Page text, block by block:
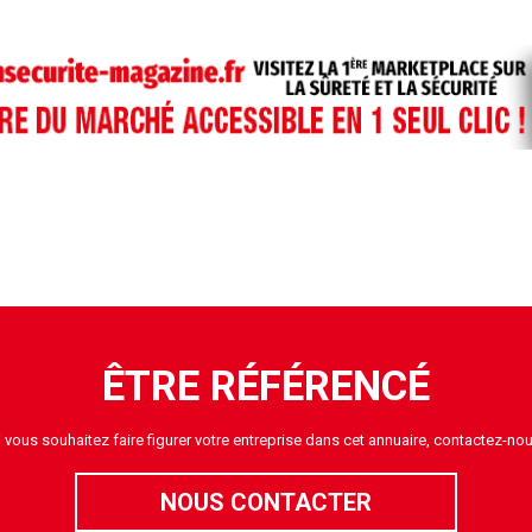
ÊTRE RÉFÉRENCÉ
vous souhaitez faire figurer votre entreprise dans cet annuaire, contactez-
NOUS CONTACTER